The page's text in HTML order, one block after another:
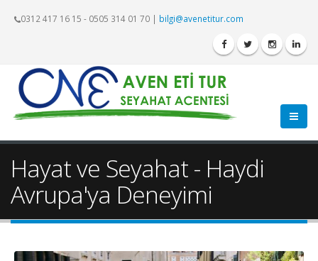
0312 417 16 15 - 0505 314 01 70 | bilgi@avenetitur.com
Hayat ve Seyahat - Haydi
Avrupa'ya Deneyimi